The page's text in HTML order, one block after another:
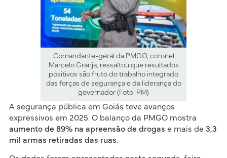
Comandante-geral da PMGO, coronel
Marcelo Granja, ressaltou que resultados
positivos são fruto do trabalho integrado
das forças de segurança e da liderança do
governador (Foto: PM)
A segurança pública em Goiás teve avanços
expressivos em 2025. O balanço da PMGO mostra
aumento de 89% na apreensão de drogas e mais de 3,3
mil armas retiradas das ruas.